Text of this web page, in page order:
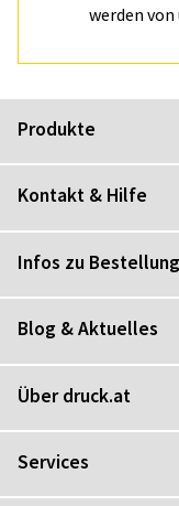
werden
Produkte
Kontakt & Hilfe
Infos zu
Blog & Aktuelles
Über druck.at
Services